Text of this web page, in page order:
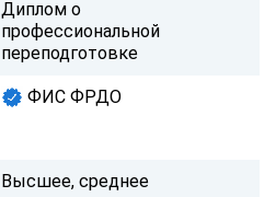
Диплом о
профессиональной
переподготовке
ФИС ФРДО
Высшее, среднее